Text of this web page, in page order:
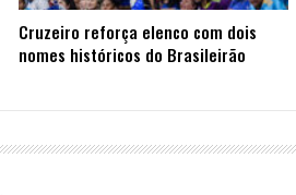
Cruzeiro reforça elenco com dois
nomes históricos do Brasileirão